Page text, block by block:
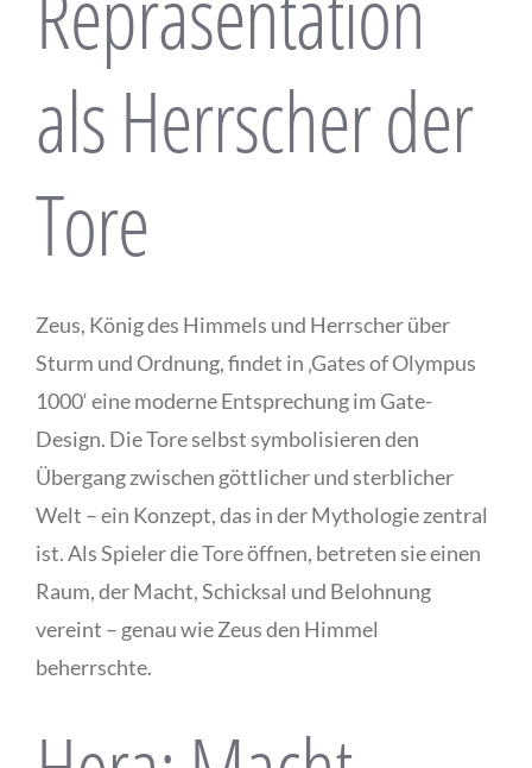
als Herrscher der
Tore
Zeus, König des Himmels und Herrscher über
Sturm und Ordnung, findet in ‚Gates of Olympus
1000‘ eine moderne Entsprechung im Gate-
Design. Die Tore selbst symbolisieren den
Übergang zwischen göttlicher und sterblicher
Welt – ein Konzept, das in der Mythologie zentral
ist. Als Spieler die Tore öffnen, betreten sie einen
Raum, der Macht, Schicksal und Belohnung
vereint – genau wie Zeus den Himmel
beherrschte.